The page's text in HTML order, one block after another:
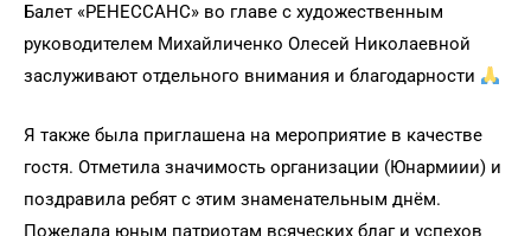
Балет «РЕНЕССАНС» во главе с художественным
руководителем Михайличенко Олесей Николаевной
заслуживают отдельного внимания и благодарности
Я также была приглашена на мероприятие в качестве
гостя. Отметила значимость организации (Юнармиии) и
поздравила ребят с этим знаменательным днём.
Пожелала юным патриотам всяческих благ и успехов